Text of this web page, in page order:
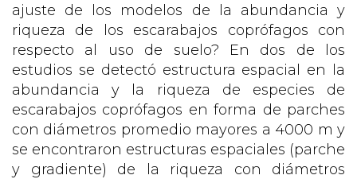
ajuste de los modelos de la abundancia y
riqueza de los escarabajos coprófagos con
respecto al uso de suelo? En dos de los
estudios se detectó estructura espacial en la
abundancia y la riqueza de especies de
escarabajos coprófagos en forma de parches
con diámetros promedio mayores a 4000 m y
se encontraron estructuras espaciales (parche
y gradiente) de la riqueza con diámetros